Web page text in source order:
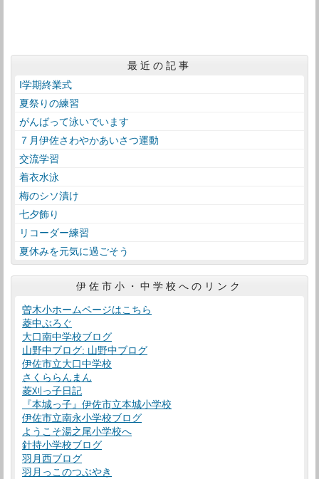
最近の記事
Ⅰ学期終業式
夏祭りの練習
がんばって泳いでいます
７月伊佐さわやかあいさつ運動
交流学習
着衣水泳
梅のシソ漬け
七夕飾り
リコーダー練習
夏休みを元気に過ごそう
伊佐市小・中学校へのリンク
曽木小ホームページはこちら
菱中ぶろぐ
大口南中学校ブログ
山野中ブログ: 山野中ブログ
伊佐市立大口中学校
さくららんまん
菱刈っ子日記
『本城っ子』伊佐市立本城小学校
伊佐市立南永小学校ブログ
ようこそ湯之尾小学校へ
針持小学校ブログ
羽月西ブログ
羽月っこのつぶやき